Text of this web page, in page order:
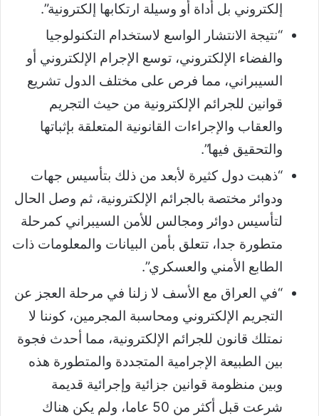
إلكتروني بل أداة أو وسيلة ارتكابها إلكترونية”.
“نتيجة الانتشار الواسع لاستخدام التكنولوجيا
والفضاء الإلكتروني، توسع الإجرام الإلكتروني أو
السيبراني، مما فرص على مختلف الدول تشريع
قوانين للجرائم الإلكترونية من حيث التجريم
والعقاب والإجراءات القانونية المتعلقة بإثباتها
والتحقيق فيها”.
“ذهبت دول كثيرة لأبعد من ذلك بتأسيس جهات
ودوائر مختصة بالجرائم الإلكترونية، ثم وصل الحال
لتأسيس دوائر ومجالس للأمن السيبراني كمرحلة
متطورة جدا، تتعلق بأمن البيانات والمعلومات ذات
الطابع الأمني والعسكري”.
“في العراق مع الأسف لا زلنا في مرحلة العجز عن
التجريم الإلكتروني ومحاسبة المجرمين، كوننا لا
نمتلك قانون للجرائم الإلكترونية، مما أحدث فجوة
بين الطبيعة الإجرامية المتجددة والمتطورة هذه
وبين منظومة قوانين جزائية وإجرائية قديمة
شرعت قبل أكثر من 50 عاما، ولم يكن هناك